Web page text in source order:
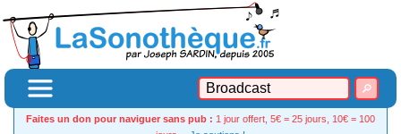
Faites un don pour naviguer sans pub : 1 jour offert, 5€ = 25 jours, 10€ = 100